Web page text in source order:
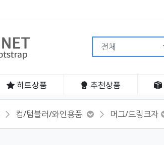
히트상품 추천상품
컵/텀블러/와인용품 머그/드링크자